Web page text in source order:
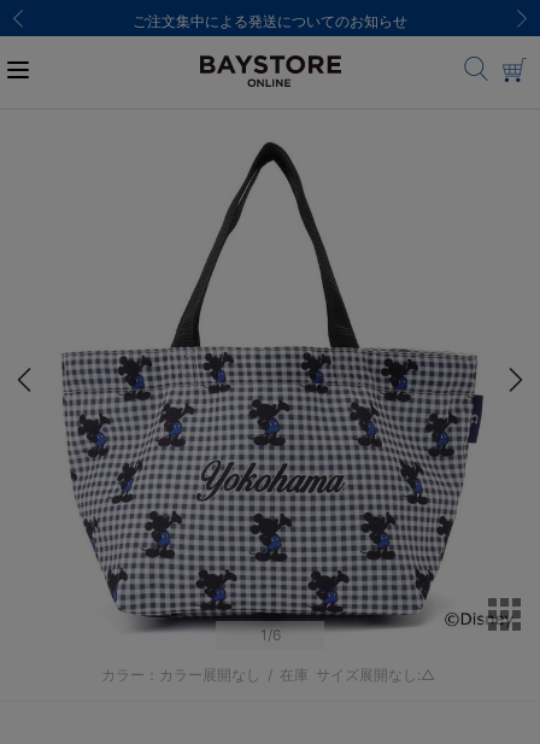
ご注文集中による発送についてのお知らせ
1 /6
カラー：カラー展開なし / 在庫 サイズ展開なし:△